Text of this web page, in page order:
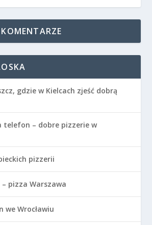
gdzie w Kielcach zjeść dobrą
telefon – dobre pizzerie w
pizzerii
– pizza Warszawa
we Wrocławiu